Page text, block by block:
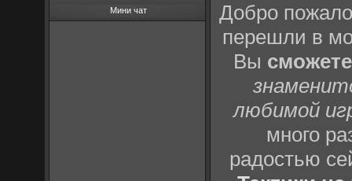
Мини чат
Добро
перешли в
Вы
любимой
много
радостью